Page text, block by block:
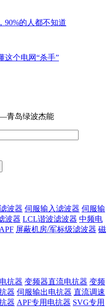
90%的人都不知道
这个电网“杀手”
青岛绿波杰能
波器 伺服输入滤波器 伺服输
波器 LCL谐波滤波器 中频电
屏蔽机房/军标级滤波器 磁
抗器 变频器直流电抗器 变频
器 伺服输出电抗器 直流调速
器 APF专用电抗器 SVG专用